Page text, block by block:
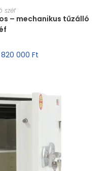
széf
– mechanikus tűzálló
820 000 Ft